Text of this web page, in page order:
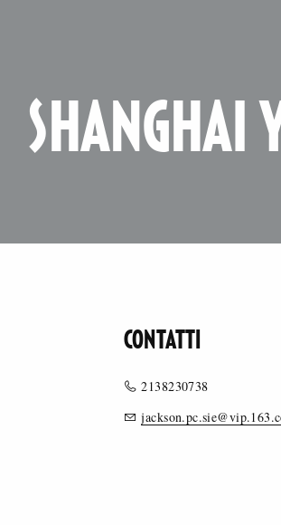
SHANGHAI
CONTATTI
2138230738